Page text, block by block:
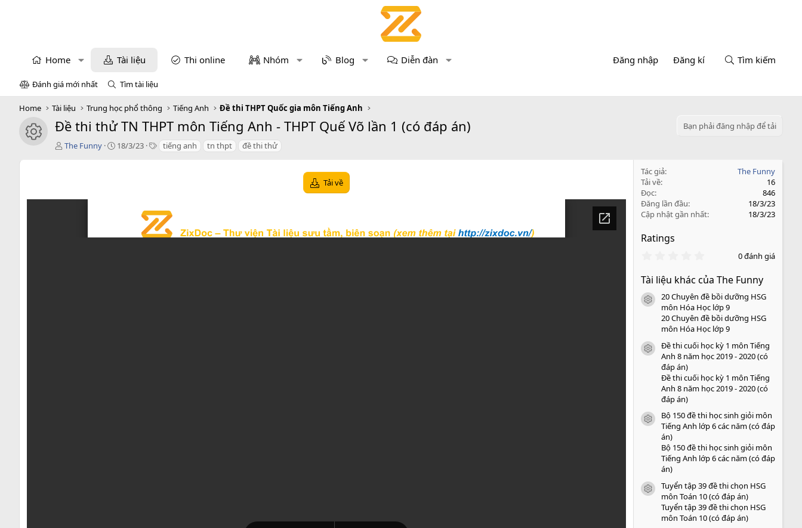
Home Tài liệu Thi online Nhóm Blog Diễn đàn Đăng nhập Đăng kí Tìm kiếm
Đánh giá mới nhất Tìm tài liệu
Home Tài liệu Trung học phổ thông Tiếng Anh Đề thi THPT Quốc gia môn Tiếng Anh
icon tài liệu
Đề thi thử TN THPT môn Tiếng Anh - THPT Quế Võ lần 1 (có đáp án)
Bạn phải đăng nhập để tải
T
ả
The Funny
C18/3/23
T tiếng anh tn thpt đề thi thử
Tải về
Tác giả
The Funny
Tải về
16
Đọc
846
Đăng lần đầu
18/3/23
Cập nhật gần nhất
18/3/23
Ratings
0
0
s
a
o
0 đánh giá
Tài liệu khác của The Funny
icon tài liệu
20 Chuyên đề bồi dưỡng HSG
môn Hóa Học lớp 9
20 Chuyên đề bồi dưỡng HSG
môn Hóa Học lớp 9
icon tài liệu
Đề thi cuối học kỳ 1 môn Tiếng
Anh 8 năm học 2019 - 2020 (có
đáp án)
Đề thi cuối học kỳ 1 môn Tiếng
Anh 8 năm học 2019 - 2020 (có
đáp án)
icon tài liệu
Bộ 150 đề thi học sinh giỏi môn
Tiếng Anh lớp 6 các năm (có đáp
án)
Bộ 150 đề thi học sinh giỏi môn
Tiếng Anh lớp 6 các năm (có đáp
án)
icon tài liệu
Tuyển tập 39 đề thi chọn HSG
môn Toán 10 (có đáp án)
Tuyển tập 39 đề thi chọn HSG
môn Toán 10 (có đáp án)